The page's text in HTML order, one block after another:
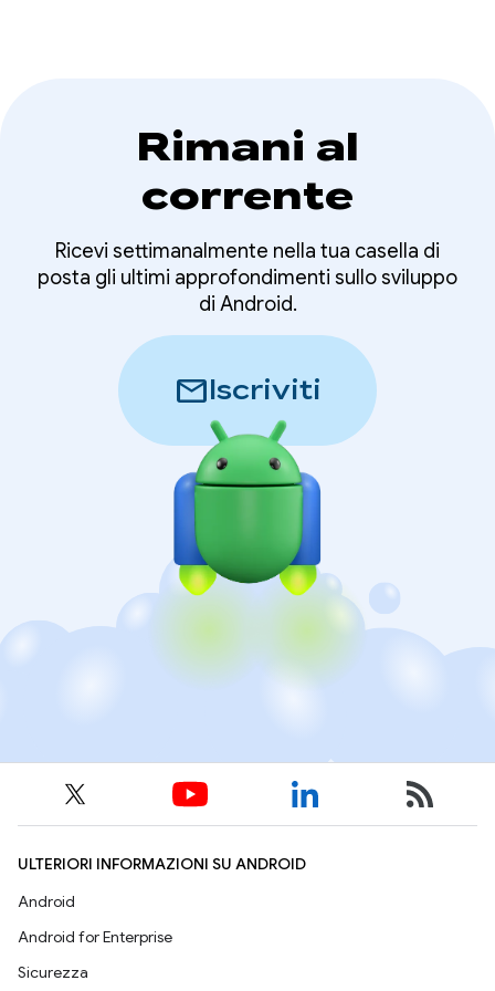
Rimani al
corrente
Ricevi settimanalmente nella tua casella di
posta gli ultimi approfondimenti sullo sviluppo
di Android.
mailIscriviti
ULTERIORI INFORMAZIONI SU ANDROID
Android
Android for Enterprise
Sicurezza